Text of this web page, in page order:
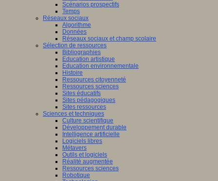
Scénarios prospectifs
Temps
Réseaux sociaux
Algorithme
Données
Réseaux sociaux et champ scolaire
Sélection de ressources
Bibliographies
Education artistique
Education environnementale
Histoire
Ressources citoyenneté
Ressources sciences
Sites éducatifs
Sites pédagogiques
Sites ressources
Sciences et techniques
Culture scientifique
Développement durable
Intelligence artificielle
Logiciels libres
Métavers
Outils et logiciels
Réalité augmentée
Ressources sciences
Robotique